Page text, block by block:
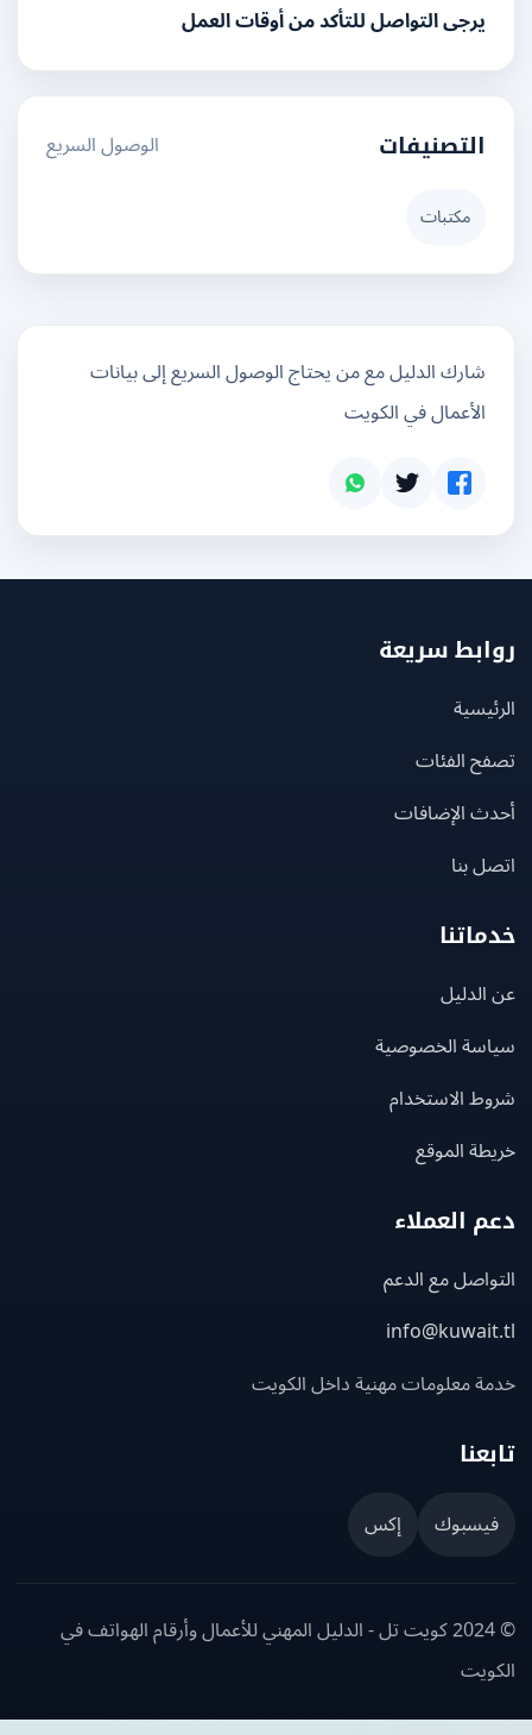
يرجى التواصل للتأكد من أوقات العمل
التصنيفات الوصول السريع
مكتبات
شارك الدليل مع من يحتاج الوصول السريع إلى بيانات
الأعمال في الكويت
سريعة
الفئات
الإضافات
بنا
الخصوصية
الاستخدام
الموقع
العملاء
مع الدعم
معلومات مهنية داخل الكويت
إكس
© 2024 كويت تل - الدليل المهني للأعمال وأرقام الهواتف في